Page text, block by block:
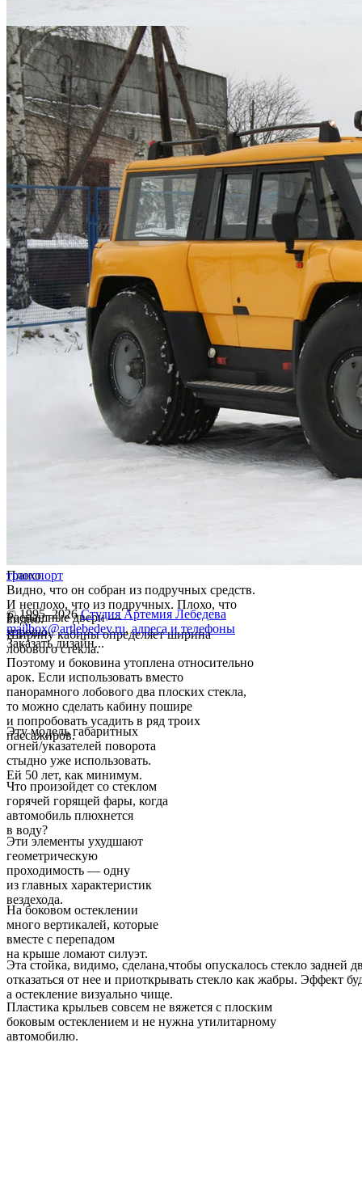
Плохо.
Видно, что он собран из подручных средств.
И неплохо, что из подручных. Плохо, что
видно.
Распашные двери —
хорошо.
Ширину кабины определяет ширина
лобового стекла.
Поэтому и боковина утоплена относительно
арок. Если использовать вместо
панорамного лобового два плоских стекла,
то можно сделать кабину пошире
и попробовать усадить в ряд троих
пассажиров.
Эту модель габаритных
огней/указателей поворота
стыдно уже использовать.
Ей 50 лет, как минимум.
Что произойдет со стеклом
горячей горящей фары, когда
автомобиль плюхнется
в воду?
Эти элементы ухудшают
геометрическую
проходимость — одну
из главных характеристик
вездехода.
На боковом остеклении
много вертикалей, которые
вместе с перепадом
на крыше ломают силуэт.
Эта стойка, видимо, сделана,чтобы опускалось стекло задней
отказаться от нее и приоткрывать стекло как жабры. Эффект
а остекление визуально чище.
Пластика крыльев совсем не вяжется с плоским
боковым остеклением и не нужна утилитарному
автомобилю.
транспорт
© 1995–2026 Студия Артемия Лебедева
mailbox@artlebedev.ru, адреса и телефоны
Заказать дизайн...